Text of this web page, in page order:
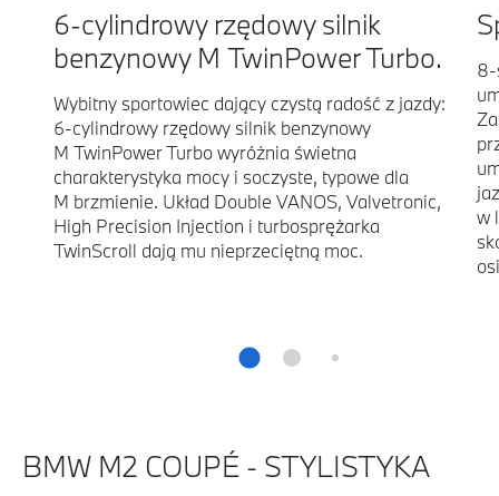
6-cylindrowy rzędowy silnik
benzynowy M TwinPower Turbo.
Wybitny sportowiec dający czystą radość z jazdy:
6-cylindrowy rzędowy silnik benzynowy
M TwinPower Turbo wyróżnia świetna
charakterystyka mocy i soczyste, typowe dla
M brzmienie. Układ Double VANOS, Valvetronic,
High Precision Injection i turbosprężarka
TwinScroll dają mu nieprzeciętną moc.
8-
w
BMW M2 COUPÉ - STYLISTYKA